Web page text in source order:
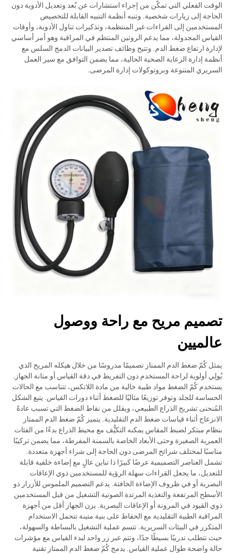
الوقت الفعلي التي تمكّن من إجراء استشارات عن بُعد وتعديل الأدوية دون
الحاجة إلى زيارات شخصية. وتنبه أنظمة التنبيه القابلة للتخصيص
المستخدمين إلى القراءات غير المنتظمة، وتذكيرات تناول الأدوية، وأوقات
القياس المجدولة، مما يدعم الروتين المنتظم في المراقبة وهو أمر أساسي
لإدارة ارتفاع ضغط الدم. وتتيح وظائف تصدير البيانات الدمج السلس مع
أنظمة إدارة الرعاية الصحية الحالية، مما يضمن التوافق مع سير العمل
السريري المتنوعة وبروتوكولات إدارة المرضى.
تصميم مريح مع راحة ووصول
عالميين
يمثل كُمّ ضغط الدم الممتاز تصميمًا مدروسًا من خلال هيكله المريح الذي
يُولِي أولوية لراحة المستخدم دون التفريط في دقة القياس أو متانة الجهاز.
يستخدم كُمّ الضغط مواد طبية خالية من مادة اللاتكس، تتناسب مع الحالات
الحساسة للجلد وتوفر توزيعًا مثاليًا للضغط أثناء دورات القياس. يتبع الشكل
المُنحنى تشريح الذراع الطبيعي، ويقلل من نقاط الضغط التي تسبب عادةً
الانزعاج أثناء قياسات ضغط الدم التقليدية. يتميز كُمّ ضغط الدم الممتاز
بنظام مبتكر لضبط المقاس يمكنه التكيُّف مع محيط الذراع بدءًا من الفئات
العمرية الصغيرة وحتى الأبعاد الخاصة بالسمنة المفرطة، مما يضمن تركيبًا
مناسبًا لمختلف شرائح المرضى دون الحاجة إلى شراء أجهزة متعددة.
تشمل العناصر التصميمية عرضًا كبيرًا ذا تباين عالٍ مع إضاءة خلفية قابلة
للتعديل، ما يجعل القراءات سهلة الرؤية للمستخدمين ذوي الإعاقات
البصرية أو في ظروف الإضاءة الخافتة. يدعم التصميم الملموس للأزرار ذو
الأسطح المرتفعة والتغذية المرتدة الصوتية التشغيل من قبل المستخدمين
ذوي القيود في المرونة أو الإعاقات البصرية. يزن الجهاز أقل من أجهزة
المراقبة الطبية التقليدية مع الحفاظ على بنية متينة تتحمل الاستخدام
المتكرر في البيئات السريرية. تتسم عملية التشغيل بالبساطة والسهولة،
حيث تتطلب تدريبًا بسيطًا جدًا، وتتم عبر زر واحد لبدء القياس مع مؤشرات
حالة واضحة طوال عملية القياس. يدمج كُمّ ضغط الدم الممتاز تقنية